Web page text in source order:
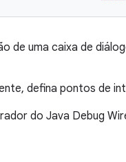
de uma caixa de
defina pontos de
do Java Debug